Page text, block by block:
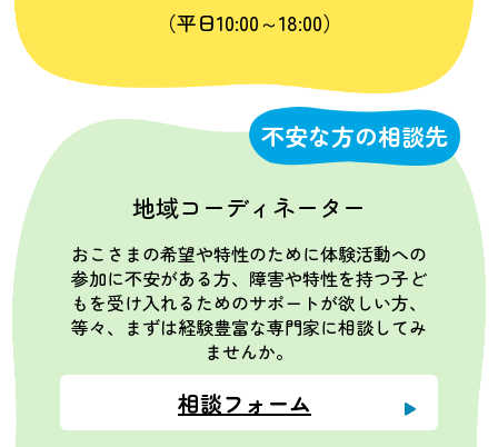
（平日10:00～18:00）
不安な方の相談先
地域コーディネーター
おこさまの希望や特性のために体験活動への
参加に不安がある方、障害や特性を持つ子ど
もを受け入れるためのサポートが欲しい方、
等々、まずは経験豊富な専門家に相談してみ
ませんか。
相談フォーム